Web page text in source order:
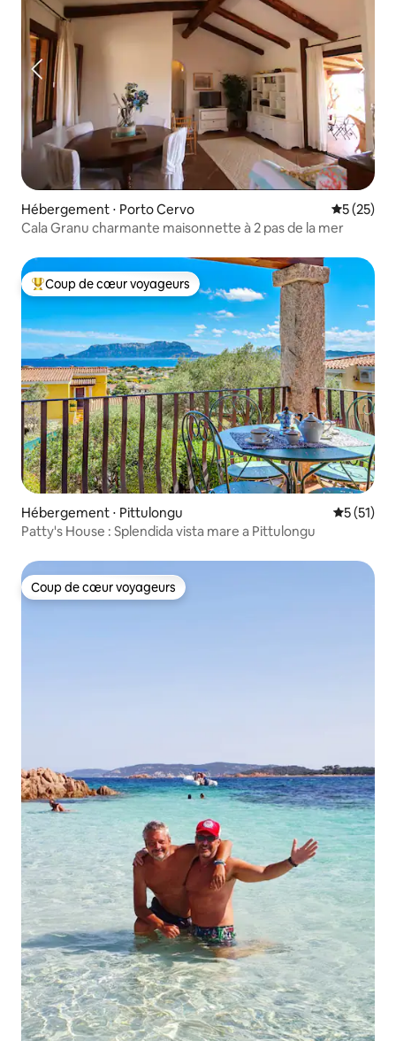
Hébergement ⋅ Porto Cervo
5 (25)
Cala Granu charmante maisonnette à 2 pas de la mer
Coups de cœur voyageurs les plus appréciés
Coup de cœur voyageurs
Hébergement ⋅ Pittulongu
5 (51)
Patty's House : Splendida vista mare a Pittulongu
Coup de cœur voyageurs
Coup de cœur voyageurs